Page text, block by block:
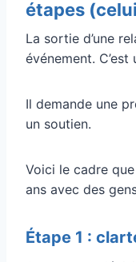
étapes
La sortie d’une
événement. C’est
Il demande une
un soutien.
Voici le cadre
ans avec des
Étape 1 :